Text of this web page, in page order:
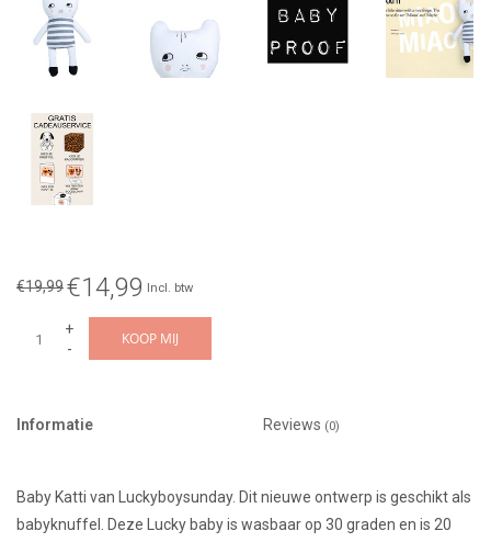
€19,99€14,99 Incl. btw
+
-
KOOP MIJ
Informatie Reviews (0)
Baby Katti van Luckyboysunday. Dit nieuwe ontwerp is geschikt als
babyknuffel. Deze Lucky baby is wasbaar op 30 graden en is 20